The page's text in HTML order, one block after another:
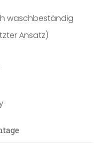
waschbeständig
Ansatz)